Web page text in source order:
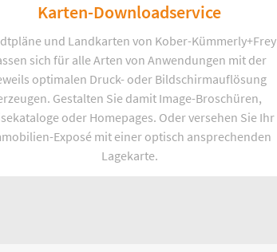
Karten-Downloadservice
und Landkarten von Kober-Kümmerly+Frey
sich für alle Arten von Anwendungen mit der
optimalen Druck- oder Bildschirmauflösung
Gestalten Sie damit Image-Broschüren,
oder Homepages. Oder versehen Sie Ihr
Exposé mit einer optisch ansprechenden
Lagekarte.